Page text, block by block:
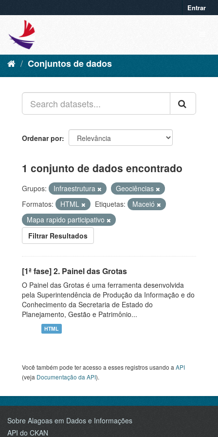
Entrar
Conjuntos de dados
Ordenar por
1 conjunto de dados encontrado
Grupos: Infraestrutura
Geociências
Formatos:
HTML Etiquetas:
Maceió
Mapa rapido participativo
Filtrar Resultados
[1ª fase] 2. Painel das Grotas
O Painel das Grotas é uma ferramenta desenvolvida
pela Superintendência de Produção da Informação e do
Conhecimento da Secretaria de Estado do
Planejamento, Gestão e Patrimônio...
HTML
Você também pode ter acesso a esses registros usando a API
(veja Documentação da API).
Sobre Alagoas em Dados e Informações
API do CKAN